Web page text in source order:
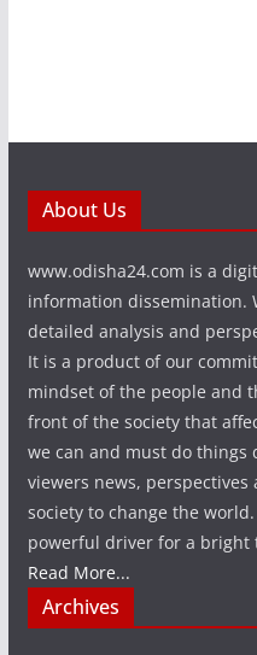
About Us
www.odisha24.com is a
information dissemination.
detailed analysis and
It is a product of our
mindset of the people and
front of the society that
we can and must do
viewers news,
society to change the
powerful driver for a bright
Read More...
Archives